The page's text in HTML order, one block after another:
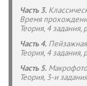
Часть 3.
Время
Теория, 4 задания,
Часть 4.
Теория, 4 задания,
Часть 5.
Теория, 3-и